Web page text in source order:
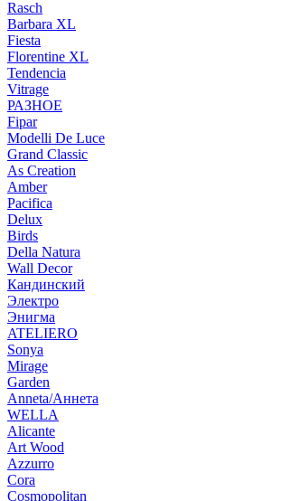
Rasch
Barbara XL
Fiesta
Florentine XL
Tendencia
Vitrage
РАЗНОЕ
Fipar
Modelli De Luce
Grand Classic
As Creation
Amber
Pacifica
Delux
Birds
Della Natura
Wall Decor
Кандинский
Электро
Энигма
ATELIERO
Sonya
Mirage
Garden
Anneta/Аннета
WELLA
Alicante
Art Wood
Azzurro
Cora
Cosmopolitan